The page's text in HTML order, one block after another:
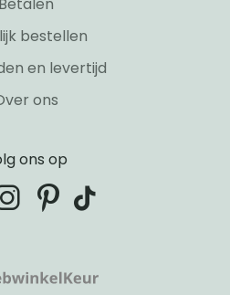
bestellen
en levertijd
ons
ons op
instagram
pinterest
tiktok